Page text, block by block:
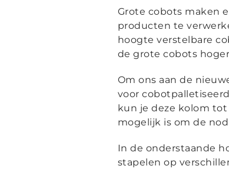
Grote cobots maken
producten te
hoogte verstelbare
de grote cobots
Om ons aan de
voor
kun je deze kolom
mogelijk is om de
In de onderstaande
stapelen op